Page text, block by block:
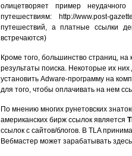
олицетворяет пример
путешествиям: http://www.post-
путешествий, а платные ссылки
встречаются)
Кроме того, большинство страниц,
результаты поиска. Некоторые их
установить Adware-программу на
для того, чтобы оплачивать на нем
По мнению многих рунетовских
американских бирж ссылок является
ссылок с сайтов/блогов. В TLA
Вебмастер может зарабатывать